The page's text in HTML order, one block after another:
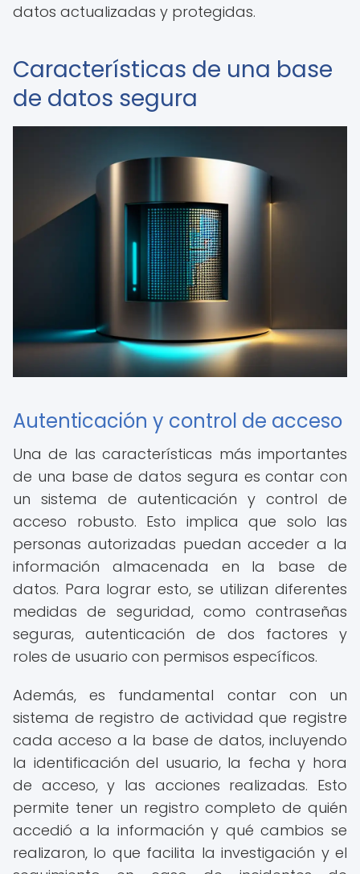
datos actualizadas y protegidas.
Características de una base
de datos segura
Autenticación y control de acceso
Una de las características más importantes
de una base de datos segura es contar con
un sistema de autenticación y control de
acceso robusto. Esto implica que solo las
personas autorizadas puedan acceder a la
información almacenada en la base de
datos. Para lograr esto, se utilizan diferentes
medidas de seguridad, como contraseñas
seguras, autenticación de dos factores y
roles de usuario con permisos específicos.
Además, es fundamental contar con un
sistema de registro de actividad que registre
cada acceso a la base de datos, incluyendo
la identificación del usuario, la fecha y hora
de acceso, y las acciones realizadas. Esto
permite tener un registro completo de quién
accedió a la información y qué cambios se
realizaron, lo que facilita la investigación y el